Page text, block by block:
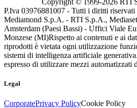
Copyright © 1999-2026 RTI
P.Iva 03976881007 - Tutti i diritti riservati
Mediamond S.p.A. - RTI S.p.A.,
Amsterdam (Paesi Bassi) - Uffici Viale
Monzese (MI)Rispetto ai contenuti e ai
riprodotti è vietata ogni utilizzazione
sistemi di intelligenza artificiale
espresso di utilizzare mezzi automatizzati
Legal
CorporatePrivacy PolicyCookie Policy